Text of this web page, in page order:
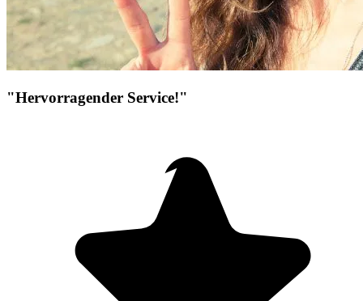
"Hervorragender Service!"